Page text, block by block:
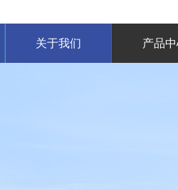
关于我们 产品